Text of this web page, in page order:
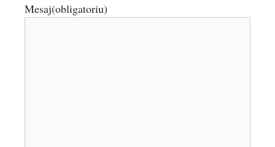
Mesaj(obligatoriu)